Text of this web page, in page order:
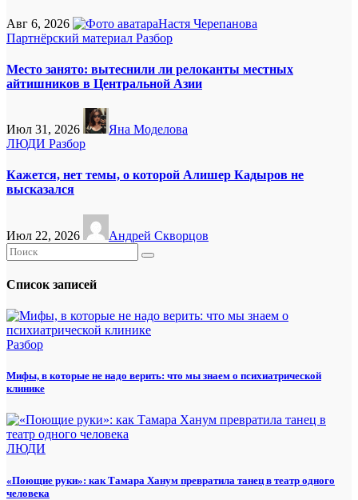
Авг 6, 2026
Настя Черепанова
Партнёрский материал Разбор
Место занято: вытеснили ли релоканты местных
айтишников в Центральной Азии
Июл 31, 2026
Яна Моделова
ЛЮДИ Разбор
Кажется, нет темы, о которой Алишер Кадыров не
высказался
Июл 22, 2026 Андрей Скворцов
Список записей
Разбор
Мифы, в которые не надо верить: что мы знаем о психиатрической
клинике
ЛЮДИ
«Поющие руки»: как Тамара Ханум превратила танец в театр одного
человека